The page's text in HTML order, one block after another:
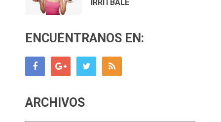
IRRITBALE
ENCUÉNTRANOS EN:
ARCHIVOS